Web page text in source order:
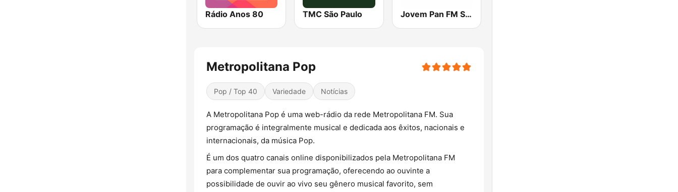
Rádio Anos 80 TMC São Paulo Jovem Pan FM São Paulo
Metropolitana Pop
Pop / Top 40 Variedade Notícias
A Metropolitana Pop é uma web-rádio da rede Metropolitana FM. Sua
programação é integralmente musical e dedicada aos êxitos, nacionais e
internacionais, da música Pop.
É um dos quatro canais online disponibilizados pela Metropolitana FM
para complementar sua programação, oferecendo ao ouvinte a
possibilidade de ouvir ao vivo seu gênero musical favorito, sem